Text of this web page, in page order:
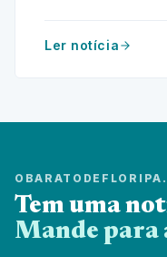
Ler notícia
Tem uma
Mande para